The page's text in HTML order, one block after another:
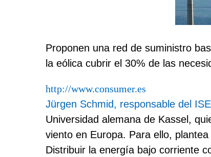
Proponen una red de suministro
la eólica cubrir el 30% de las
http://www.consumer.es
Jürgen Schmid, responsable del
Universidad alemana de Kassel,
viento en Europa. Para ello,
Distribuir la energía bajo corriente